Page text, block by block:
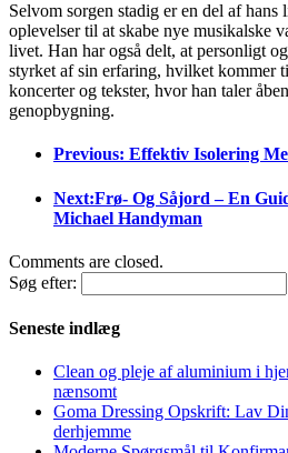
Selvom sorgen stadig er en del af
oplevelser til at skabe nye musikalske
livet. Han har også delt, at personligt
styrket af sin erfaring, hvilket kommer
koncerter og tekster, hvor han taler
genopbygning.
Previous: Effektiv Isolering
Next:Frø- Og Såjord – En
Michael Handyman
Comments are closed.
Søg efter:
Seneste indlæg
Clean og pleje af aluminium i
nænsomt
Goma Dressing Opskrift: Lav
derhjemme